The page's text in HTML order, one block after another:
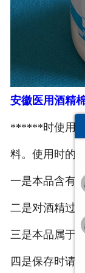
安徽医用酒精
******时使用一
料。使用时的
一是本品含有
二是对酒精过
三是本品属于
四是保存时请